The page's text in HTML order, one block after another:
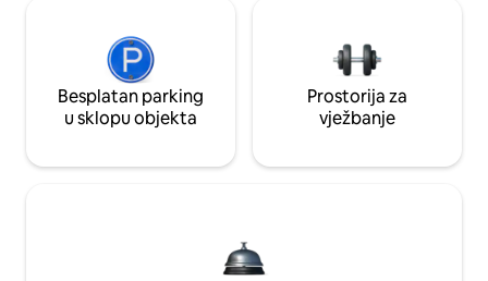
Besplatan parking
u sklopu objekta
Prostorija za
vježbanje